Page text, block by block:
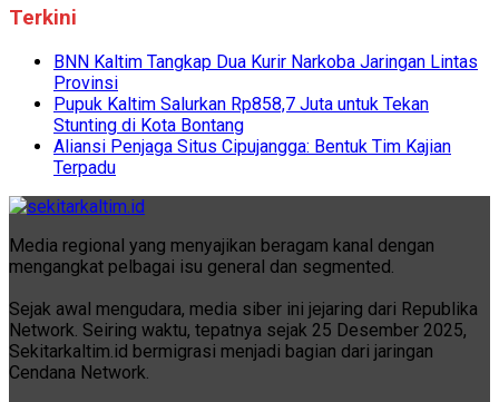
Terkini
BNN Kaltim Tangkap Dua Kurir Narkoba Jaringan Lintas
Provinsi
Pupuk Kaltim Salurkan Rp858,7 Juta untuk Tekan
Stunting di Kota Bontang
Aliansi Penjaga Situs Cipujangga: Bentuk Tim Kajian
Terpadu
Media regional yang menyajikan beragam kanal dengan
mengangkat pelbagai isu general dan segmented.
Sejak awal mengudara, media siber ini jejaring dari Republika
Network. Seiring waktu, tepatnya sejak 25 Desember 2025,
Sekitarkaltim.id bermigrasi menjadi bagian dari jaringan
Cendana Network.